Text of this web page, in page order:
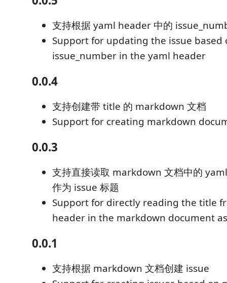
支持根据 yaml header 中的
Support for updating the issue based
issue_number in the yaml header
0.0.4
支持创建带 title 的 markdown 文档
Support for creating markdown
0.0.3
支持直接读取 markdown 文档中的
作为 issue 标题
Support for directly reading the title
header in the markdown document
0.0.1
支持根据 markdown 文档创建 issue